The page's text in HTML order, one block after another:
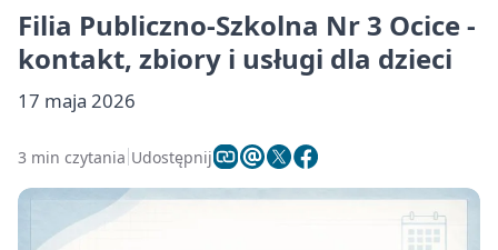
Filia Publiczno-Szkolna Nr 3 Ocice -
kontakt, zbiory i usługi dla dzieci
17 maja 2026
3 min czytania Udostępnij